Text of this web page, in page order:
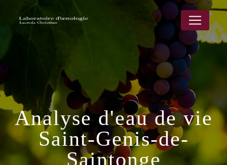
Analyse d'eau de vie
Saint-Genis-de-
Saintonge
Panneau de gestion des cookies